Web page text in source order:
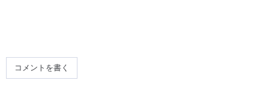
コメントを書く